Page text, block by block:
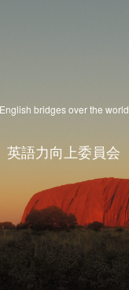
English bridges over the world
英語力向上委員会